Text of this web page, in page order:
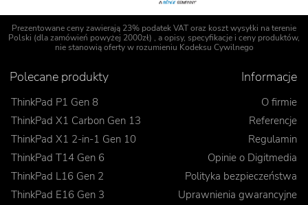
Prezentowane ceny zawierają 23% podatek VAT oraz koszt wysyłki na terenie
Polski (dla zamówień powyżej 2000zł) , a opisy, specyfikacje i ceny produktów,
nie stanowią oferty w rozumieniu Kodeksu Cywilnego
Polecane produkty
ThinkPad P1 Gen 8
ThinkPad X1 Carbon Gen 13
ThinkPad X1 2-in-1 Gen 10
ThinkPad T14 Gen 6
ThinkPad L16 Gen 2
ThinkPad E16 Gen 3
Informacje
O firmie
Referencje
Regulamin
Opinie o Digitmedia
Polityka bezpieczeństwa
Uprawnienia gwarancyjne